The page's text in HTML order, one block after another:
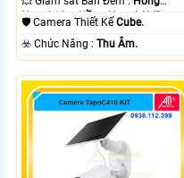
Ngoại 10m Hồng Ngoại SMD.
🛡 Camera Thiết KếCube.
️☣️ Chức Năng :Thu Âm.